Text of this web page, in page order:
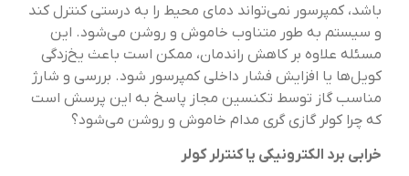
باشد، کمپرسور نمی‌تواند دمای محیط را به درستی کنترل کند
و سیستم به طور متناوب خاموش و روشن می‌شود. این
مسئله علاوه بر کاهش راندمان، ممکن است باعث یخ‌زدگی
کویل‌ها یا افزایش فشار داخلی کمپرسور شود. بررسی و شارژ
مناسب گاز توسط تکنسین مجاز پاسخ به این پرسش است
که چرا کولر گازی گری مدام خاموش و روشن می‌شود؟
خرابی برد الکترونیکی یا کنترلر کولر